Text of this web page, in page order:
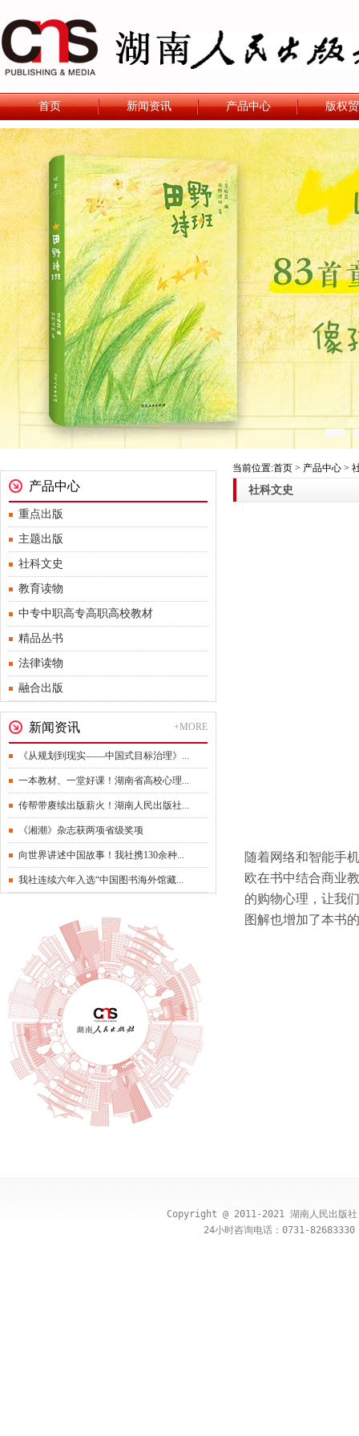
首页 新闻资讯 产品中心 版权
产品中心
重点出版
主题出版
社科文史
教育读物
中专中职高专高职高校教材
精品丛书
法律读物
融合出版
新闻资讯 +MORE
《从规划到现实——中国式目标治理》...
一本教材、一堂好课！湖南省高校心理...
传帮带赓续出版薪火！湖南人民出版社...
《湘潮》杂志获两项省级奖项
向世界讲述中国故事！我社携130余种...
我社连续六年入选“中国图书海外馆藏...
当前位置:首页 > 产品中心 >
社科文史
随着网络和智能手
欧在书中结合商业
的购物心理，让我
图解也增加了本书
Copyright @ 2011-2021 湖南人民出版
24小时咨询电话：0731-